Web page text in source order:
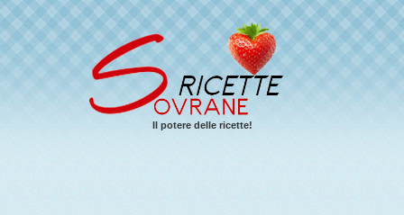
Il potere delle ricette!